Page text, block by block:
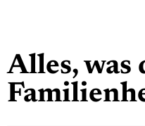
Alles, was